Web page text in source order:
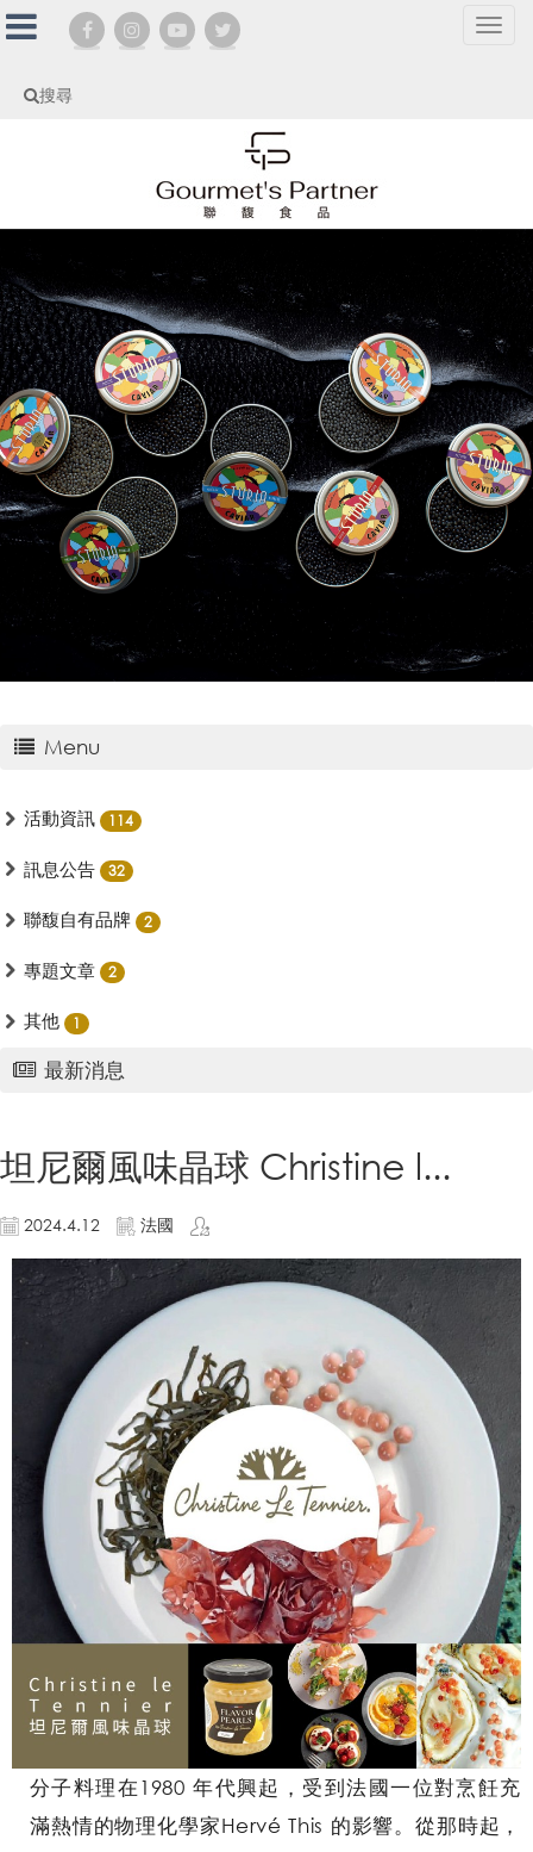
搜尋
選
Menu
活動資訊 114
訊息公告 32
聯馥自有品牌 2
專題文章 2
其他 1
最新消息
坦尼爾風味晶球 Christine l...
2024.4.12 法國
分子料理在1980 年代興起，受到法國一位對烹飪充
滿熱情的物理化學家Hervé This 的影響。從那時起，